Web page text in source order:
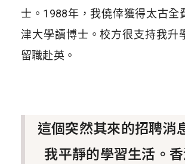
士。1988年，我僥倖獲得太古全
津大學讀博士。校方很支持我升
留職赴英。
這個突然其來的招聘消
我平靜的學習生活。